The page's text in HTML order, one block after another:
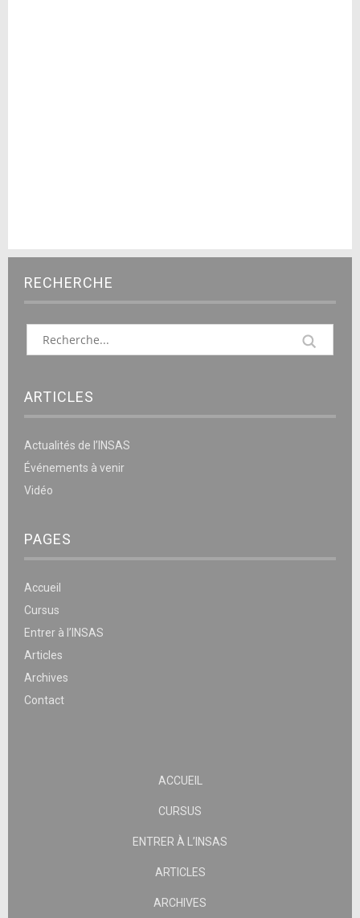
RECHERCHE
ARTICLES
Actualités de l’INSAS
Événements à venir
Vidéo
PAGES
Accueil
Cursus
Entrer à l’INSAS
Articles
Archives
Contact
ACCUEIL
CURSUS
ENTRER À L’INSAS
ARTICLES
ARCHIVES